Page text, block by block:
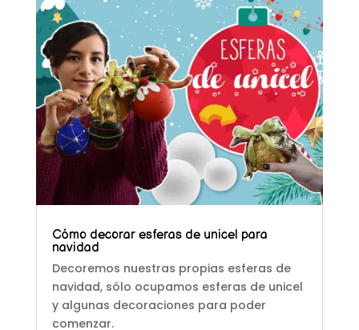
Cómo decorar esferas de unicel para
navidad
Decoremos nuestras propias esferas de
navidad, sólo ocupamos esferas de unicel
y algunas decoraciones para poder
comenzar.